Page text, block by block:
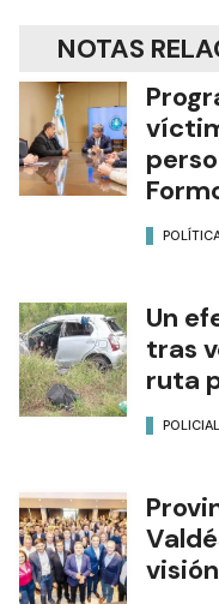
NOTAS
Un
tras
ruta